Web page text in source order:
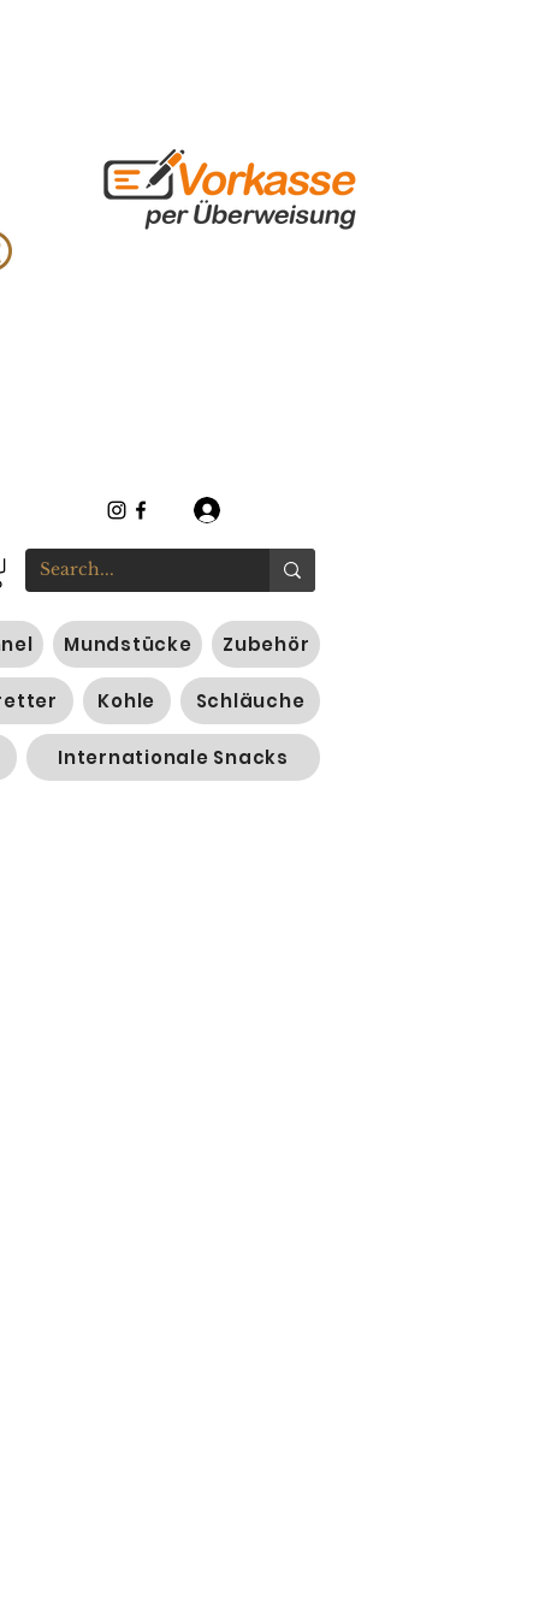
Mundstücke Zubehör
Kohle Schläuche
Internationale Snacks